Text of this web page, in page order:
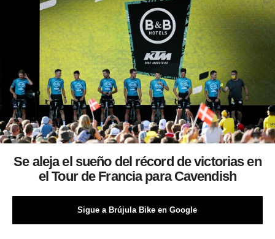
Se aleja el sueño del récord de victorias en
el Tour de Francia para Cavendish
Sigue a Brújula Bike en Google